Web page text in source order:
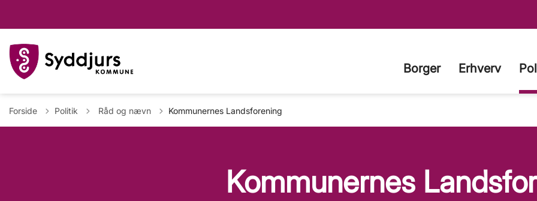
Borger Erhverv
Forside Politik Tilbage til
Råd og nævn Kommunernes Landsforening
Kommunernes